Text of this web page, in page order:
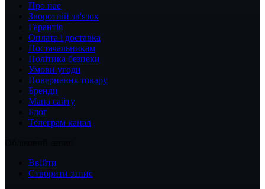
Про нас
Зворотній зв'язок
Гарантія
Оплата і доставка
Постачальникам
Політика безпеки
Умови угоди
Повернення товару
Бренди
Мапа сайту
Блог
Телеграм канал
Ввійти
Створити запис